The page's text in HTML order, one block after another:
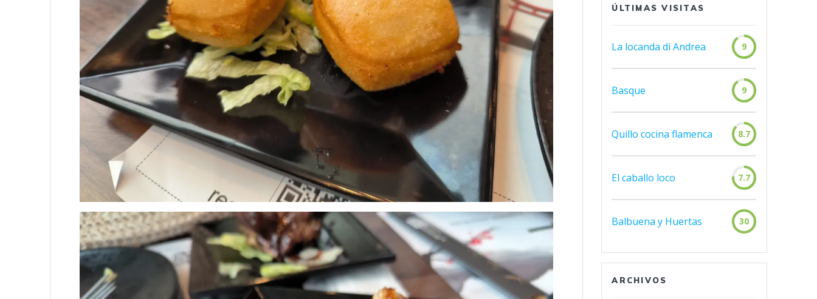
ÚLTIMAS VISITAS
La locanda di Andrea 9
Basque 9
Quillo cocina flamenca 8.7
El caballo loco 7.7
Balbuena y Huertas 30
ARCHIVOS